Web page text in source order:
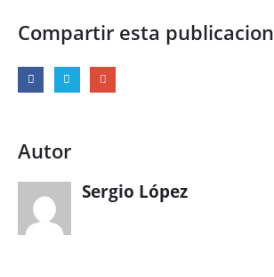
Compartir esta publicacion
Autor
Sergio López